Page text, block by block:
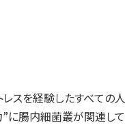
スを経験したすべての
”に腸内細菌叢が関連し